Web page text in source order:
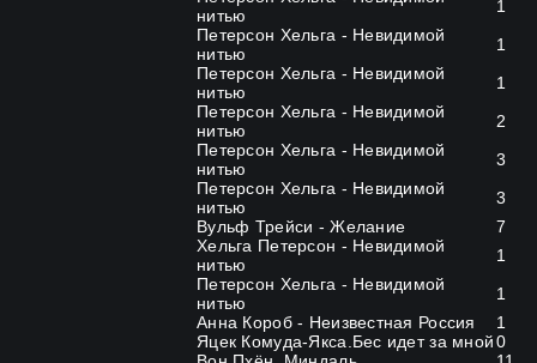
нитью
1
Петерсон Хельга - Невидимой
нитью
1
Петерсон Хельга - Невидимой
нитью
1
Петерсон Хельга - Невидимой
нитью
2
Петерсон Хельга - Невидимой
нитью
3
Петерсон Хельга - Невидимой
нитью
3
Вульф Трейси - Желание
7
Хельга Петерсон - Невидимой
нитью
1
Петерсон Хельга - Невидимой
нитью
1
Анна Короб - Неизвестная Россия
1
Яцек Комуда-Якса.Бес идет за мной0